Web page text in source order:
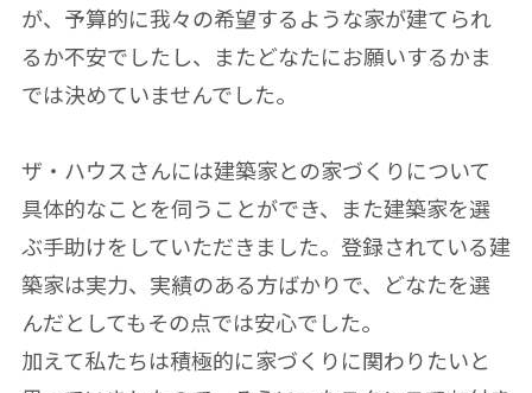
が、予算的に我々の希望するような家が建てられ
るか不安でしたし、またどなたにお願いするかま
では決めていませんでした。
ザ・ハウスさんには建築家との家づくりについて
具体的なことを伺うことができ、また建築家を選
ぶ手助けをしていただきました。登録されている建
築家は実力、実績のある方ばかりで、どなたを選
んだとしてもその点では安心でした。
加えて私たちは積極的に家づくりに関わりたいと